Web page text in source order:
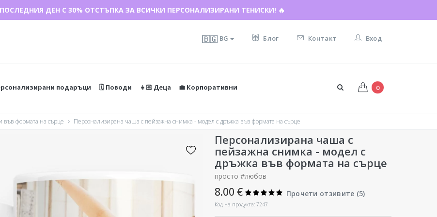
ПОСЛЕДНИЯ ДЕН С 30% ОТСТЪПКА ЗА ВСИЧКИ ПЕРСОНАЛИЗИРАНИ ТЕНИСКИ! 🔥
🌴 ДО -40% ОТСТЪПКА ЗА НАД 100 ПЕРСОНАЛИЗИРАНИ ПОДАРЪКА ☀️
🇧🇬BG Блог Контакт Вход
подаръци 🗓️ Поводи 👧🏻 Деца 💼 Корпоративни 0
формата на сърце Персонализирана чаша с пейзажна снимка - модел с дръжка във формата на сърце
Персонализирана чаша с
пейзажна снимка - модел с
дръжка във формата на сърце
просто #любов
8.00 € Прочети отзивите (5)
Код на продукта: 7247